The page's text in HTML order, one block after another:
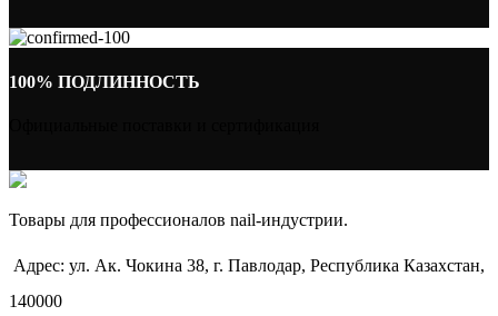
100% ПОДЛИННОСТЬ
Товары для профессионалов nail-индустрии.
Адрес: ул. Ак. Чокина 38, г. Павлодар, Республика Казахстан,
140000